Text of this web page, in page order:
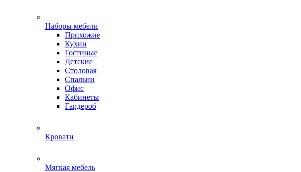
Наборы мебели
Прихожие
Кухни
Гостиные
Детские
Столовая
Спальни
Офис
Кабинеты
Гардероб
Кровати
Мягкая мебель